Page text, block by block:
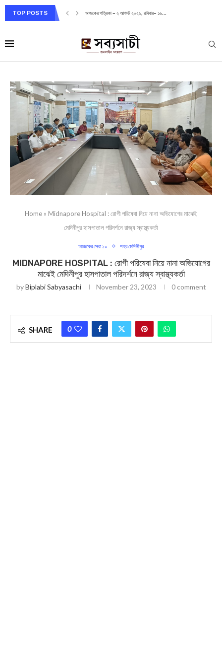
TOP POSTS আজকের পত্রিকা – ২ আগস্ট ২০২৬, রবিবার– ১৬...
Home » Midnapore Hospital : রোগী পরিষেবা নিয়ে নানা অভিযোগের মাঝেই
মেদিনীপুর হাসপাতাল পরিদর্শনে রাজ্য স্বাস্থ্যকর্তা
আজকের সেরা ১০ শহর মেদিনীপুর
MIDNAPORE HOSPITAL : রোগী পরিষেবা নিয়ে নানা অভিযোগের
মাঝেই মেদিনীপুর হাসপাতাল পরিদর্শনে রাজ্য স্বাস্থ্যকর্তা
byBiplabi Sabyasachi November 23, 2023 0 comment
SHARE 0